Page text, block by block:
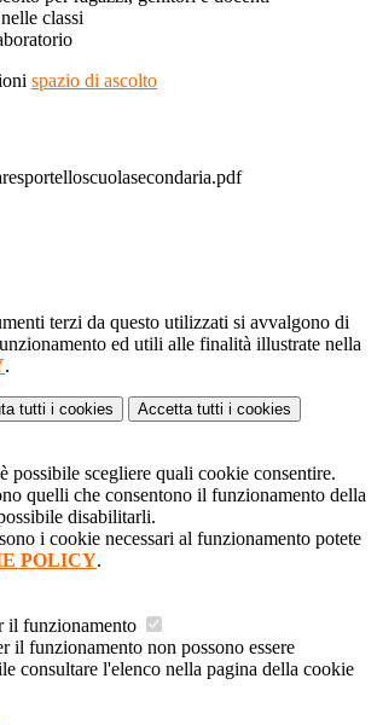
classi
spazio di ascolto
terzi da questo utilizzati si avvalgono di
ed utili alle finalità illustrate nella
.
tutti i cookies Accetta tutti i cookies
possibile scegliere quali cookie consentire.
quelli che consentono il funzionamento della
disabilitarli.
i cookie necessari al funzionamento potete
POLICY.
il funzionamento
il funzionamento non possono essere
consultare l'elenco nella pagina della cookie